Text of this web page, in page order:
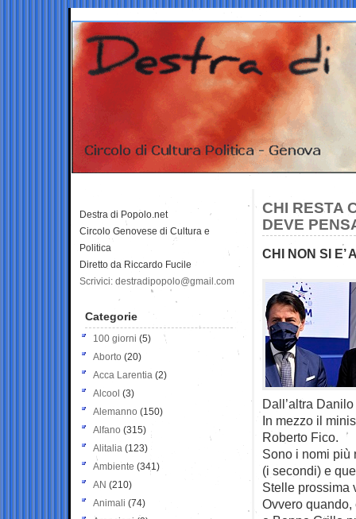
CHI RESTA
DEVE
CHI NON SI E’
Dall’altra
In mezzo il
Roberto Fico.
Sono i nomi più
(i secondi) e
Stelle prossima
Ovvero
Destra di Popolo.net
Circolo Genovese di Cultura e
Politica
Diretto da Riccardo Fucile
Scrivici: destradipopolo@gmail.com
Categorie
100 giorni (5)
Aborto (20)
Acca Larentia (2)
Alcool (3)
Alemanno (150)
Alfano (315)
Alitalia (123)
Ambiente (341)
AN (210)
Animali (74)